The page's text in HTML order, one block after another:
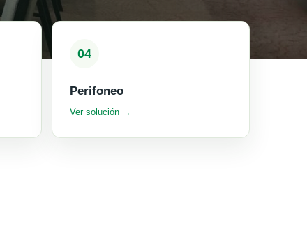
04
Perifoneo
Ver solución →